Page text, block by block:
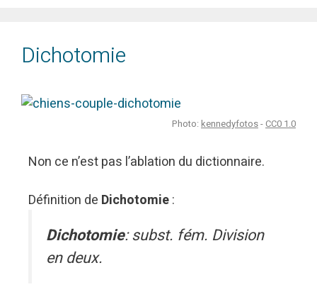
Dichotomie
Photo: kennedyfotos- CC0 1.0
Non ce n’est pas l’ablation du dictionnaire.
Définition de Dichotomie:
Dichotomie: subst. fém. Division
en deux.